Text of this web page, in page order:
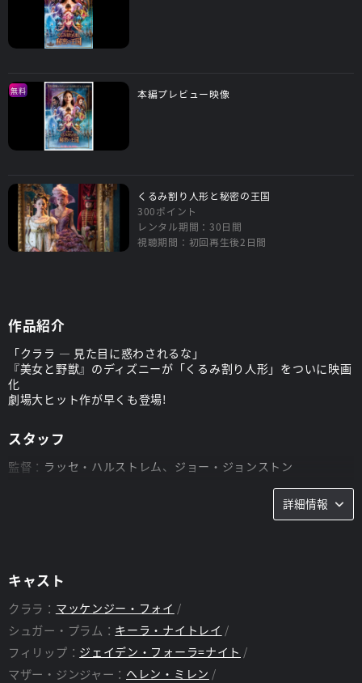
無料 本編プレビュー映像
くるみ割り人形と秘密の王国
300ポイント
レンタル期間：30日間
視聴期間：初回再生後2日間
作品紹介
「クララ ― 見た目に惑わされるな」
『美女と野獣』のディズニーが「くるみ割り人形」をついに映画
化
劇場大ヒット作が早くも登場!
スタッフ
監督： ラッセ・ハルストレム、ジョー・ジョンストン
詳細情報
キャスト
クララ： マッケンジー・フォイ
シュガー・プラム： キーラ・ナイトレイ
フィリップ： ジェイデン・フォーラ=ナイト
マザー・ジンジャー： ヘレン・ミレン